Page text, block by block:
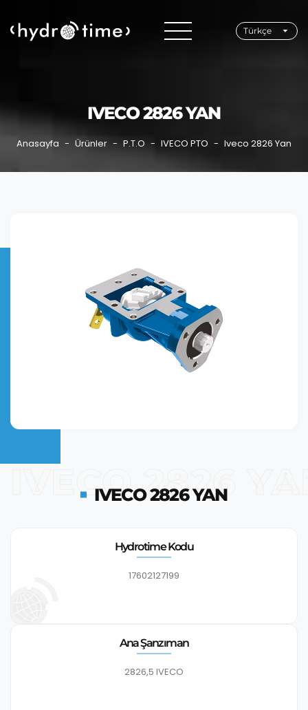
Türkçe
IVECO 2826 YAN
Anasayfa Ürünler P.T.O IVECO PTO Iveco 2826 Yan
IVECO 2826
IVECO 2826 YAN
Hydrotime Kodu
17602127199
Ana Şanzıman
2826,5 IVECO